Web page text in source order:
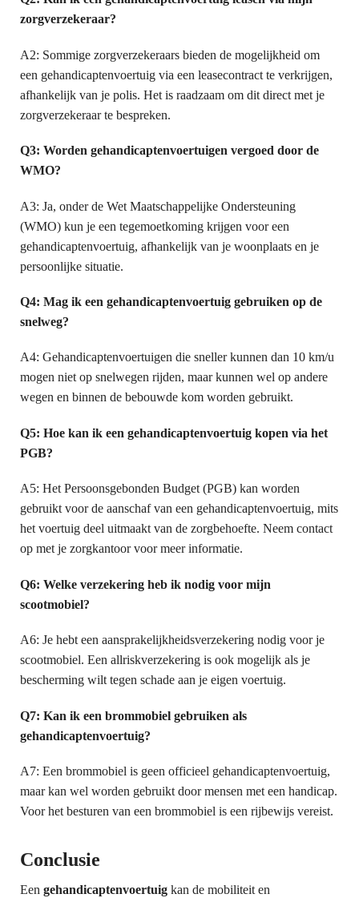
zorgverzekeraar?
A2: Sommige zorgverzekeraars bieden de mogelijkheid om
een gehandicaptenvoertuig via een leasecontract te verkrijgen,
afhankelijk van je polis. Het is raadzaam om dit direct met je
zorgverzekeraar te bespreken.
Q3: Worden gehandicaptenvoertuigen vergoed door de
WMO?
A3: Ja, onder de Wet Maatschappelijke Ondersteuning
(WMO) kun je een tegemoetkoming krijgen voor een
gehandicaptenvoertuig, afhankelijk van je woonplaats en je
persoonlijke situatie.
Q4: Mag ik een gehandicaptenvoertuig gebruiken op de
snelweg?
A4: Gehandicaptenvoertuigen die sneller kunnen dan 10 km/u
mogen niet op snelwegen rijden, maar kunnen wel op andere
wegen en binnen de bebouwde kom worden gebruikt.
Q5: Hoe kan ik een gehandicaptenvoertuig kopen via het
PGB?
A5: Het Persoonsgebonden Budget (PGB) kan worden
gebruikt voor de aanschaf van een gehandicaptenvoertuig, mits
het voertuig deel uitmaakt van de zorgbehoefte. Neem contact
op met je zorgkantoor voor meer informatie.
Q6: Welke verzekering heb ik nodig voor mijn
scootmobiel?
A6: Je hebt een aansprakelijkheidsverzekering nodig voor je
scootmobiel. Een allriskverzekering is ook mogelijk als je
bescherming wilt tegen schade aan je eigen voertuig.
Q7: Kan ik een brommobiel gebruiken als
gehandicaptenvoertuig?
A7: Een brommobiel is geen officieel gehandicaptenvoertuig,
maar kan wel worden gebruikt door mensen met een handicap.
Voor het besturen van een brommobiel is een rijbewijs vereist.
Conclusie
Een gehandicaptenvoertuig kan de mobiliteit en